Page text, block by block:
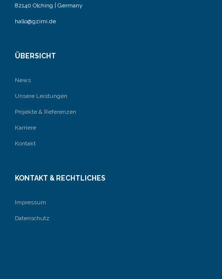
82140 Olching | Germany
hallo@gzimi.de
ÜBERSICHT
News
Unsere Leistungen
Projekte & Referenzen
Karriere
Kontakt
KONTAKT & RECHTLICHES
Impressum
Datenschutz